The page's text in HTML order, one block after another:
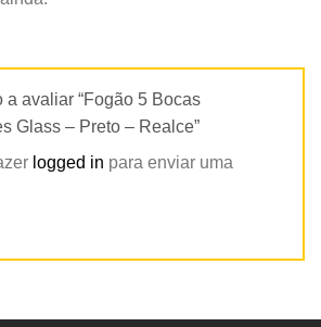
a avaliar “Fogão 5 Bocas
Glass – Preto – Realce”
logged in para enviar uma